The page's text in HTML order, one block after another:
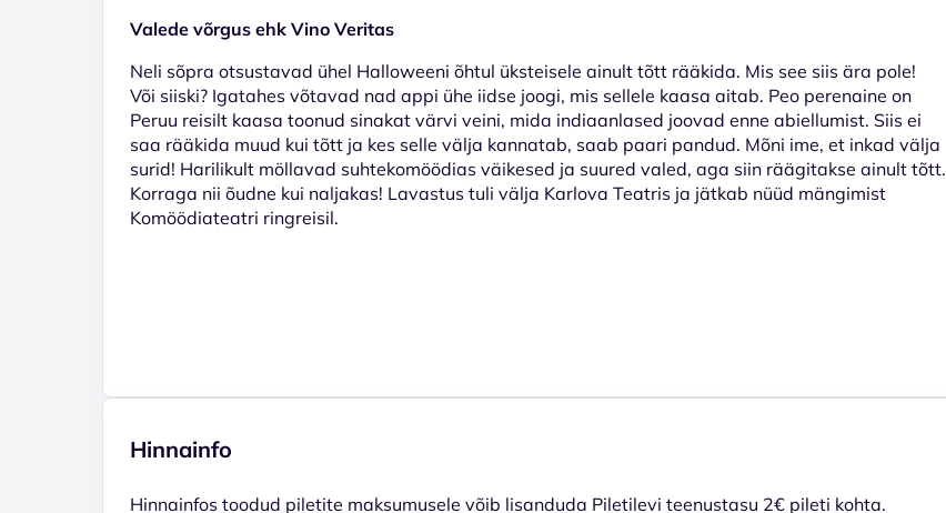
Valede võrgus ehk Vino Veritas
Neli sõpra otsustavad ühel Halloweeni õhtul üksteisele ainult tõtt rääkida. Mis see siis ära pole!
Või siiski? Igatahes võtavad nad appi ühe iidse joogi, mis sellele kaasa aitab. Peo perenaine on
Peruu reisilt kaasa toonud sinakat värvi veini, mida indiaanlased joovad enne abiellumist. Siis ei
saa rääkida muud kui tõtt ja kes selle välja kannatab, saab paari pandud. Mõni ime, et inkad välja
surid! Harilikult möllavad suhtekomöödias väikesed ja suured valed, aga siin räägitakse ainult tõtt.
Korraga nii õudne kui naljakas! Lavastus tuli välja Karlova Teatris ja jätkab nüüd mängimist
Komöödiateatri ringreisil.
Hinnainfo
Hinnainfos toodud piletite maksumusele võib lisanduda Piletilevi teenustasu 2€ pileti kohta.